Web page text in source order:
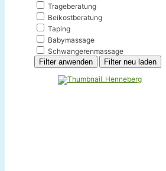
Trageberatung
Beikostberatung
Taping
Babymassage
Schwangerenmassage
Filter anwenden
Filter neu laden